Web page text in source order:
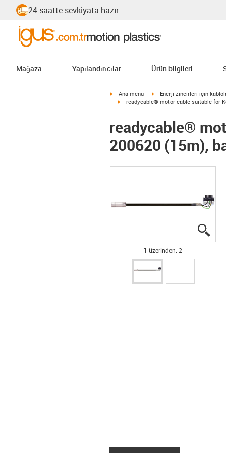
24 saatte sevkiyata hazır
Mağaza Yapılandırıcılar Ürün bilgileri
igus-icon-arrow-right
Ana menü igus-icon-arrow-right
Enerji zincirleri için
igus-icon-arrow-right
readycable® motor cable suitable for
readycable®
200620 (15m),
1 üzerinden: 2